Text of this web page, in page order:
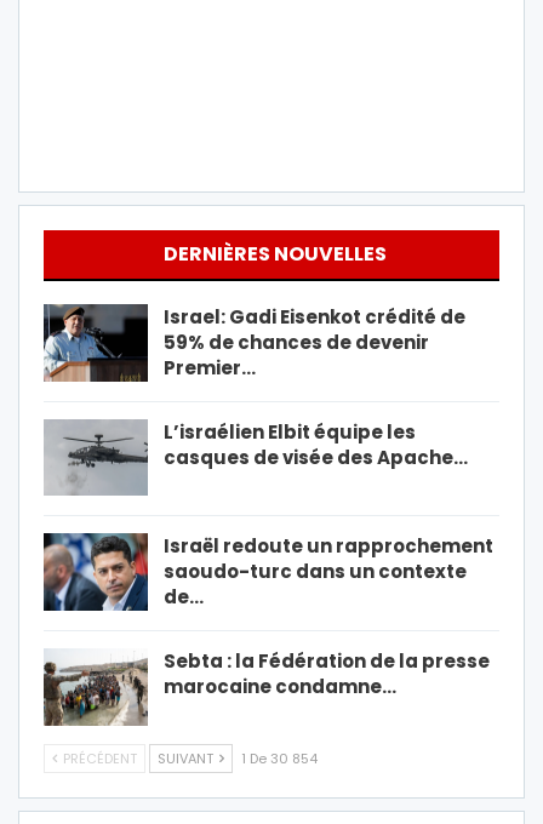
DERNIÈRES NOUVELLES
Israel: Gadi Eisenkot crédité de
59% de chances de devenir
Premier…
L’israélien Elbit équipe les
casques de visée des Apache…
Israël redoute un rapprochement
saoudo-turc dans un contexte
de…
Sebta : la Fédération de la presse
marocaine condamne…
PRÉCÉDENT SUIVANT 1 De 30 854